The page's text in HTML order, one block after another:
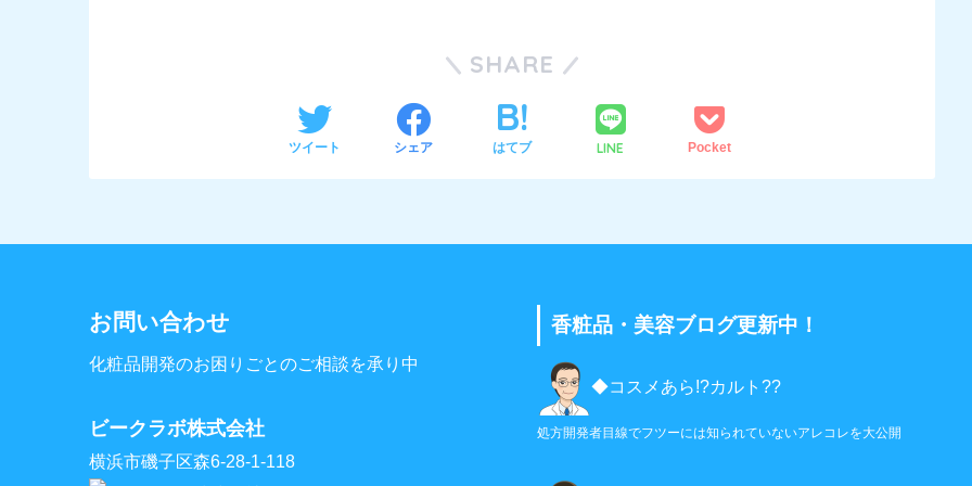
SHARE
ツイート シェア はてブ LINE Pocket
お問い合わせ
化粧品開発のお困りごとのご相談を承り中
ビークラボ株式会社
横浜市磯子区森6-28-1-118
香粧品・美容ブログ更新中！
◆コスメあら!?カルト??
処方開発者目線でフツーには知られていないアレコレを大公開